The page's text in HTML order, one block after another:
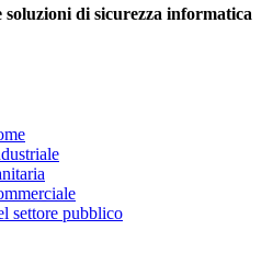
soluzioni di sicurezza informatica
settore pubblico